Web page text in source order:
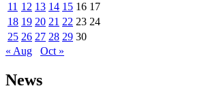
11 12 13 14 15 16 17
18 19 20 21 22 23 24
25 26 27 28 29 30
« Aug
Oct »
News